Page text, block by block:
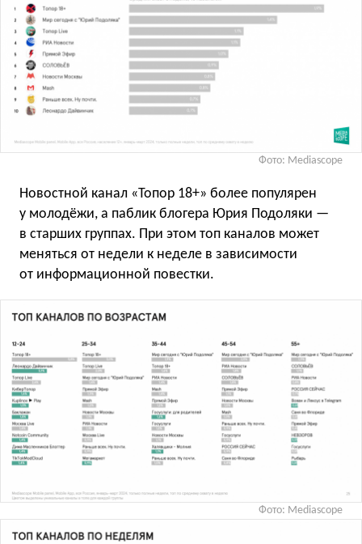
Фото: Mediascope
Новостной канал «Топор 18+» более популярен
у молодёжи, а паблик блогера Юрия Подоляки —
в старших группах. При этом топ каналов может
меняться от недели к неделе в зависимости
от информационной повестки.
Фото: Mediascope